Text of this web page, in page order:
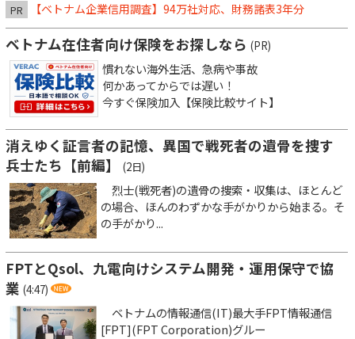
PR 【ベトナム企業信用調査】94万社対応、財務諸表3年分
ベトナム在住者向け保険をお探しなら (PR)
慣れない海外生活、急病や事故
何かあってからでは遅い！
今すぐ保険加入【保険比較サイト】
消えゆく証言者の記憶、異国で戦死者の遺骨を捜す
兵士たち【前編】
(2日)
烈士(戦死者)の遺骨の捜索・収集は、ほとんど
の場合、ほんのわずかな手がかりから始まる。そ
の手がかり...
FPTとQsol、九電向けシステム開発・運用保守で協
業 (4:47)
ベトナムの情報通信(IT)最大手FPT情報通信
[FPT](FPT Corporation)グルー